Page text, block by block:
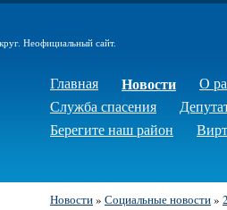
Неофициальный сайт.
Главная Новости
О
Служба спасения
Берегите наш район
Новости» Социальные новости»